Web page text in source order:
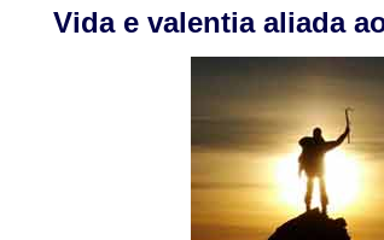
Vida e valentia aliada